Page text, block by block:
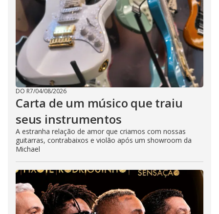
DO R7/04/08/2026
Carta de um músico que traiu
seus instrumentos
A estranha relação de amor que criamos com nossas
guitarras, contrabaixos e violão após um showroom da
Michael